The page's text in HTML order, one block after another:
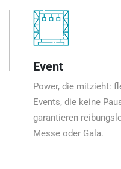
Event
Power, die mitzieht:
Events, die keine
garantieren
Messe oder Gala.